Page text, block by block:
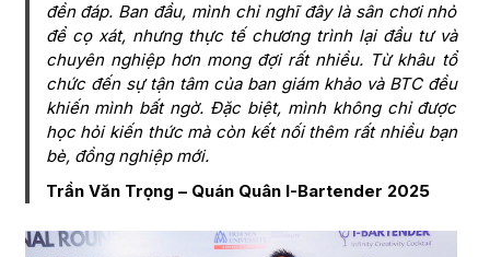
đền đáp. Ban đầu, mình chỉ nghĩ đây là sân chơi nhỏ
để cọ xát, nhưng thực tế chương trình lại đầu tư và
chuyên nghiệp hơn mong đợi rất nhiều. Từ khâu tổ
chức đến sự tận tâm của ban giám khảo và BTC đều
khiến mình bất ngờ. Đặc biệt, mình không chỉ được
học hỏi kiến thức mà còn kết nối thêm rất nhiều bạn
bè, đồng nghiệp mới.
Trần Văn Trọng – Quán Quân I-Bartender 2025